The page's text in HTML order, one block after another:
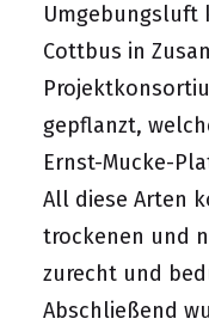
Umgebungsluft
Cottbus in
gepflanzt,
Ernst-Mucke-
All diese Arten
trockenen und
zurecht und
Abschließend